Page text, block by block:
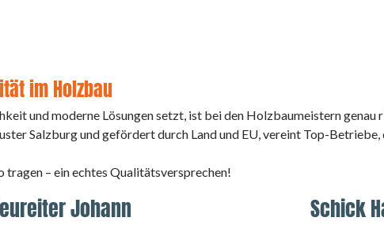
im Holzbau
und moderne Lösungen setzt, ist bei den Holzbaumeistern genau
Salzburg und gefördert durch Land und EU, vereint Top-
– ein echtes Qualitätsversprechen!
Johann Schick